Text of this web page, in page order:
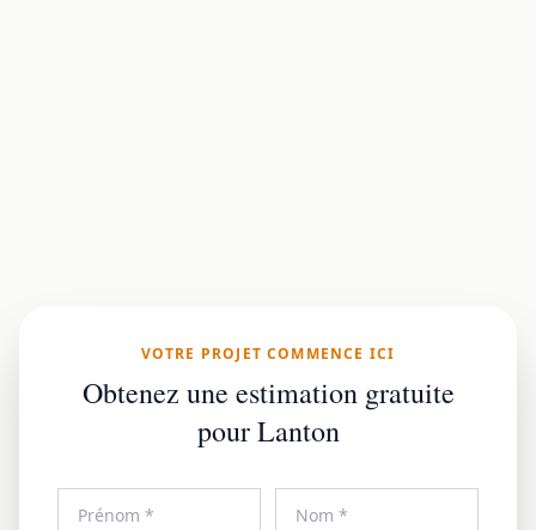
VOTRE PROJET COMMENCE ICI
Obtenez une estimation gratuite
pour Lanton